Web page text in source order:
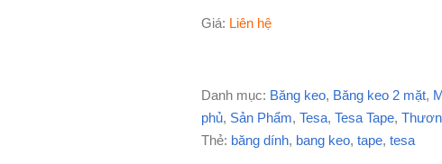
Giá: Liên hệ
Danh mục: Băng keo, Băng keo 2 mặt,
phủ, Sản Phẩm, Tesa, Tesa Tape,
Thẻ: băng dính, bang keo, tape, tesa